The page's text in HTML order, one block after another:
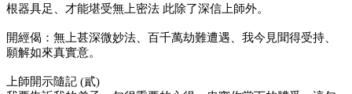
根器具足、才能堪受無上密法 此除了深信上師外。
開經偈：無上甚深微妙法、百千萬劫難遭遇、我今見聞得受持、
願解如來真實意。
上師開示隨記 (貳)